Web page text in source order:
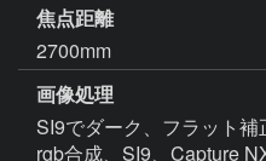
焦点距離
2700mm
画像処理
SI9でダーク、フラット